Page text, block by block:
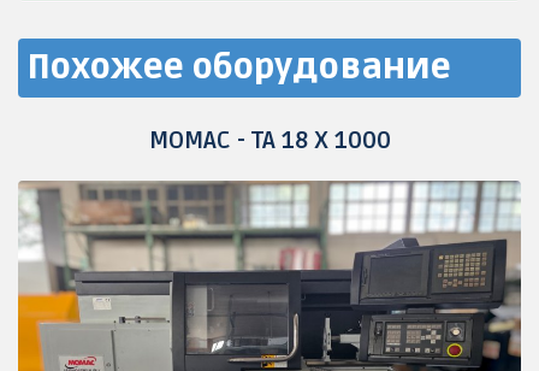
Похожее оборудование
MOMAC - TA 18 X 1000